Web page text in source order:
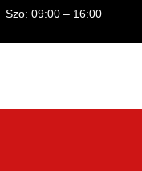
Szo: 09:00 – 16:00